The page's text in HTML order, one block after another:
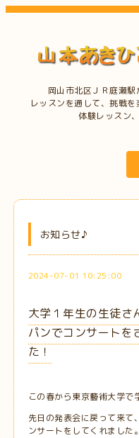
岡山市北区ＪＲ庭瀬
レッスンを通して、挑戦
体験レッスン
お知らせ♪
2024-07-01 10:25:00
大学１年生の生徒さ
パンでコンサートを
た！
この春から東京藝術大学で
先日の発表会に戻って来て
ンサートをしてくれました。